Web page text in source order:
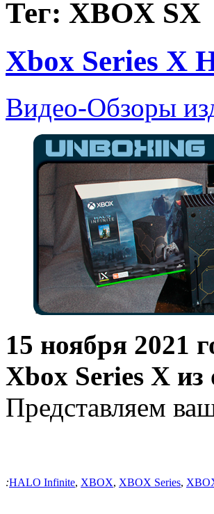
Тег: XBOX SX
Xbox Series X
Видео-Обзоры
15 ноября 2021
Xbox Series X
Представляем
:HALO Infinite, XBOX, XBOX Series,